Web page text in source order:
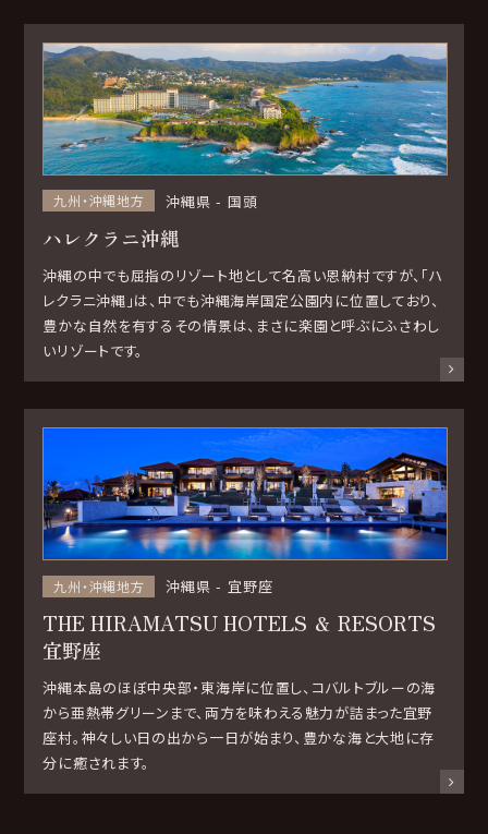
九州・沖縄地方 沖縄県 国頭
ハレクラニ沖縄
沖縄の中でも屈指のリゾート地として名高い恩納村ですが、「ハ
レクラニ沖縄」は、中でも沖縄海岸国定公園内に位置しており、
豊かな自然を有するその情景は、まさに楽園と呼ぶにふさわし
いリゾートです。
九州・沖縄地方 沖縄県 宜野座
THE HIRAMATSU HOTELS ＆ RESORTS
宜野座
沖縄本島のほぼ中央部・東海岸に位置し、コバルトブルーの海
から亜熱帯グリーンまで、両方を味わえる魅力が詰まった宜野
座村。神々しい日の出から一日が始まり、豊かな海と大地に存
分に癒されます。